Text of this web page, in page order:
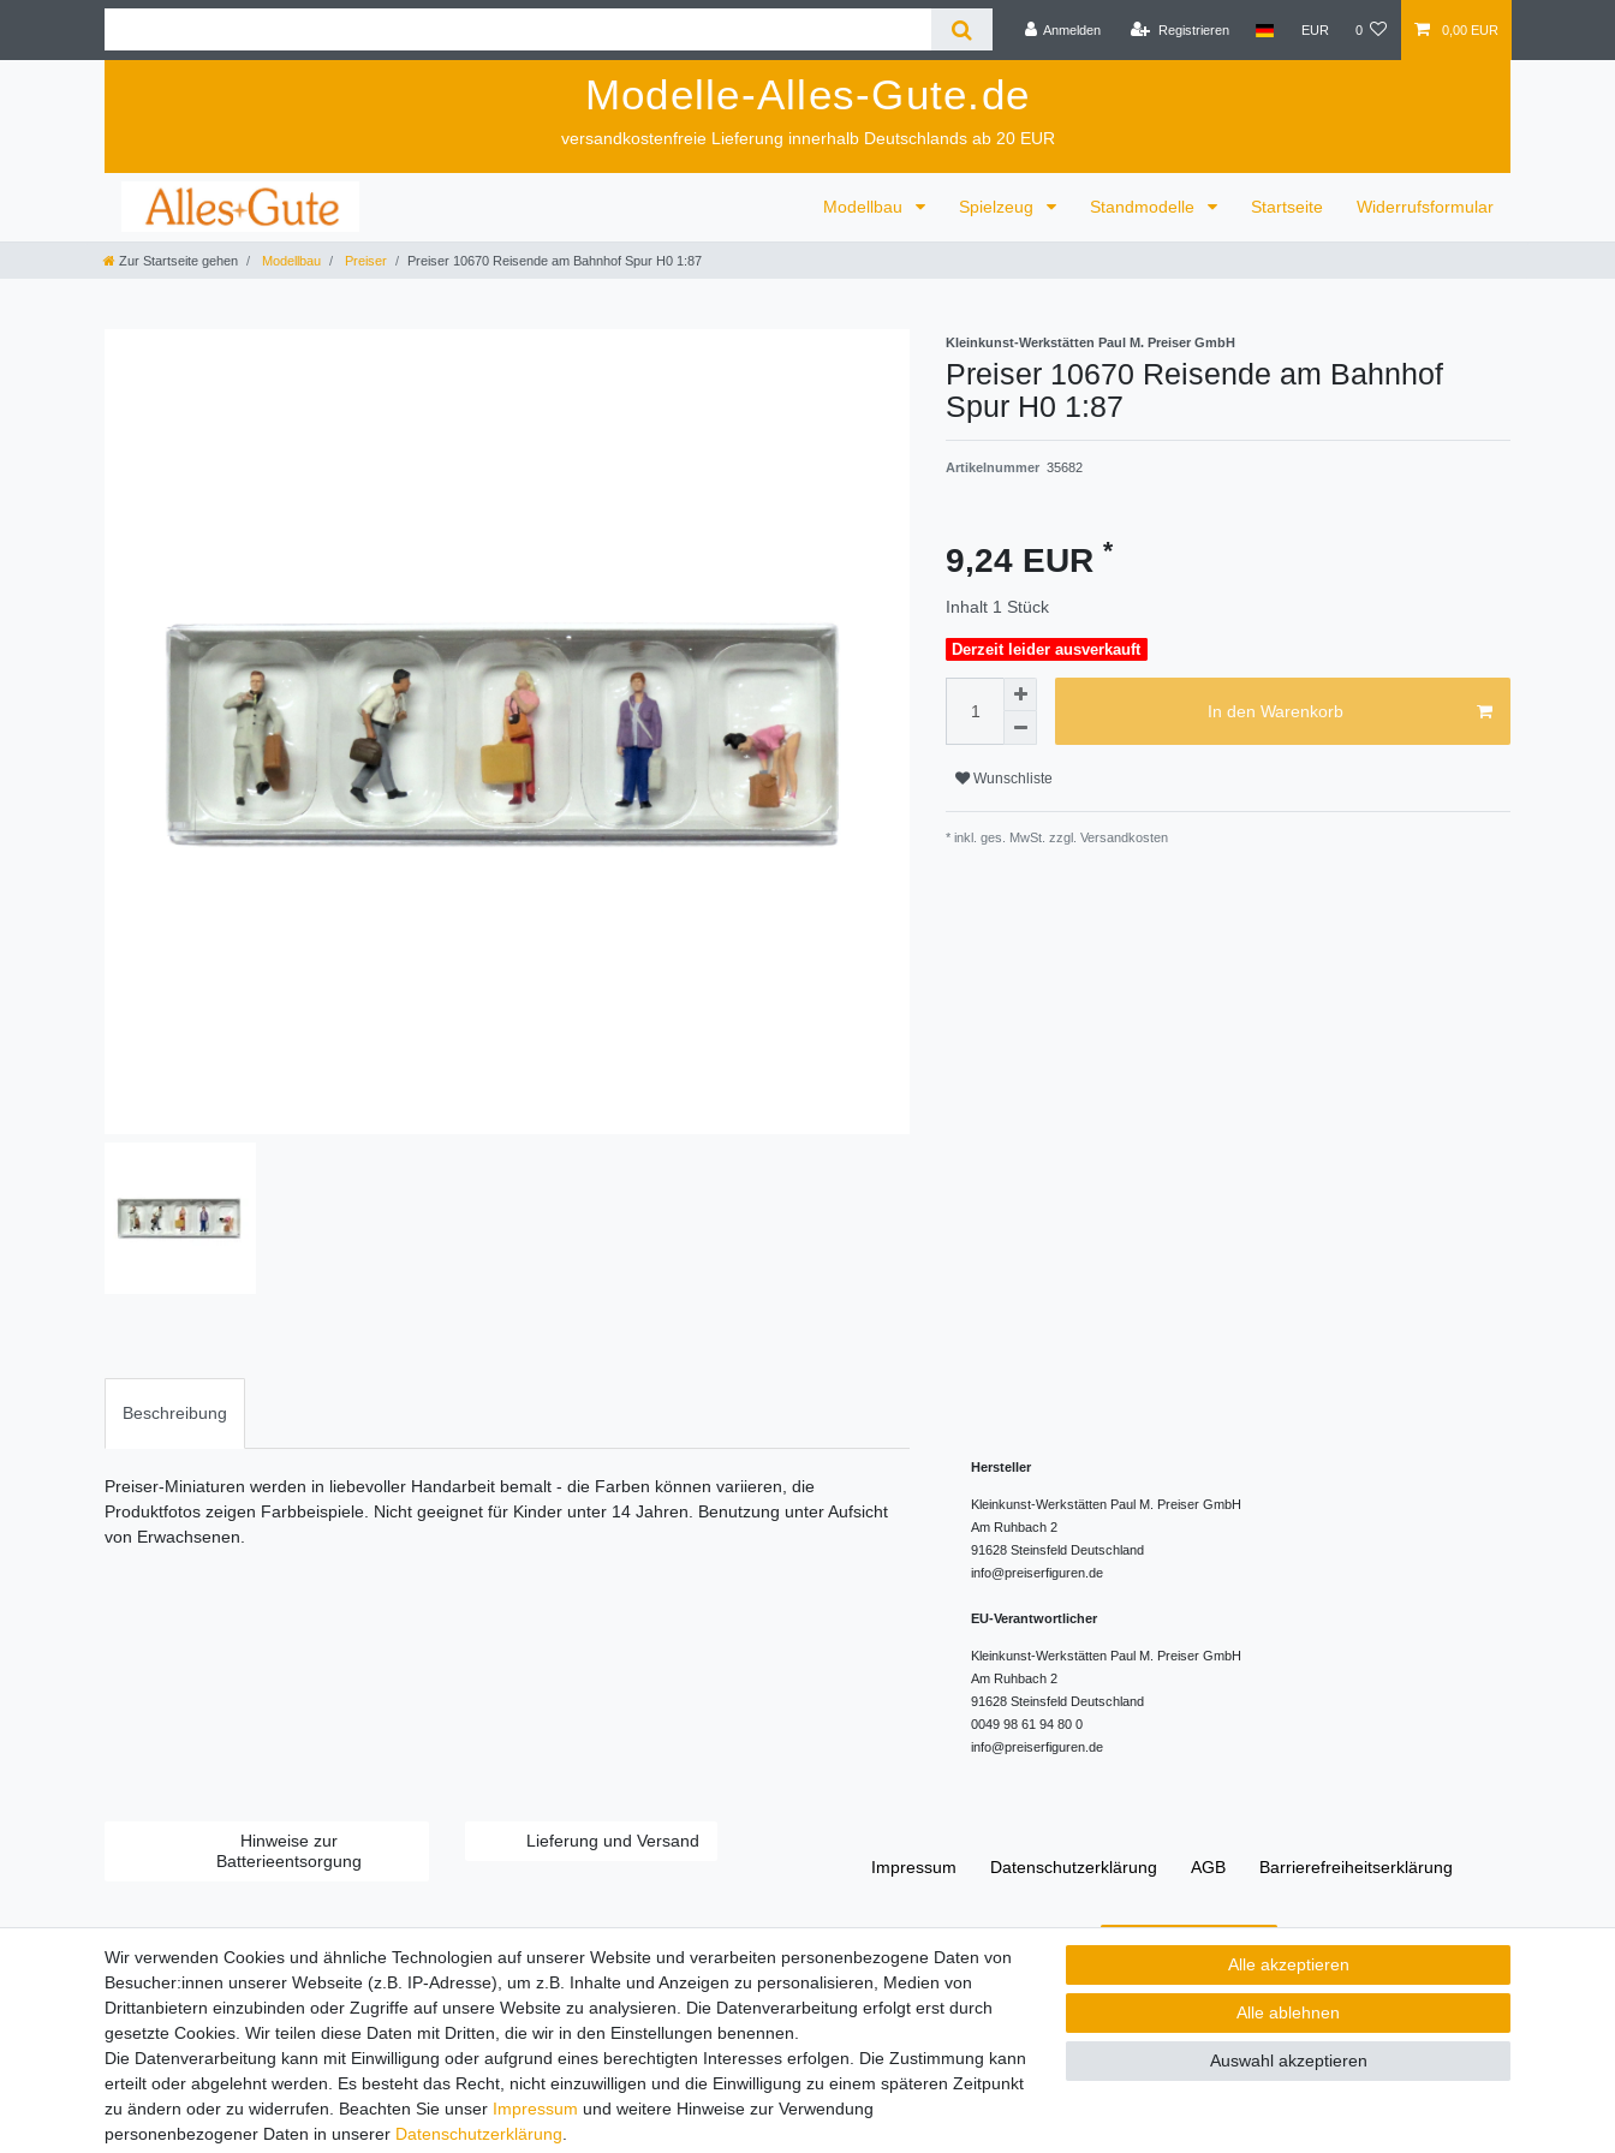
Anmelden Registrieren EUR 0 0,00 EUR
Modelle-Alles-Gute.de
versandkostenfreie Lieferung innerhalb Deutschlands ab 20 EUR
Modellbau Spielzeug Standmodelle Startseite Widerrufsformular
Zur Startseite gehen Modellbau Preiser Preiser 10670 Reisende am Bahnhof Spur H0 1:87
Kleinkunst-Werkstätten Paul M. Preiser GmbH
Preiser 10670 Reisende am Bahnhof
Spur H0 1:87
Artikelnummer 35682
9,24 EUR *
Inhalt 1 Stück
Derzeit leider ausverkauft
In den Warenkorb
Wunschliste
* inkl. ges. MwSt. zzgl. Versandkosten
Beschreibung
Preiser-Miniaturen werden in liebevoller Handarbeit bemalt - die Farben können variieren, die
Produktfotos zeigen Farbbeispiele. Nicht geeignet für Kinder unter 14 Jahren. Benutzung unter Aufsicht
von Erwachsenen.
Hersteller
Kleinkunst-Werkstätten Paul M. Preiser GmbH
Am Ruhbach 2
91628 Steinsfeld Deutschland
info@preiserfiguren.de
EU-Verantwortlicher
Kleinkunst-Werkstätten Paul M. Preiser GmbH
Am Ruhbach 2
91628 Steinsfeld Deutschland
0049 98 61 94 80 0
info@preiserfiguren.de
Hinweise zur
Batterieentsorgung
Lieferung und Versand
Impressum
Daten­schutz­erklärung AGB Barrierefreiheitserklärung
Widerrufs­recht Vertrag widerrufen Kontakt
Zahlungsarten:
Wir verwenden Cookies und ähnliche Technologien auf unserer Website und verarbeiten personenbezogene Daten von
Besucher:innen unserer Webseite (z.B. IP-Adresse), um z.B. Inhalte und Anzeigen zu personalisieren, Medien von
Drittanbietern einzubinden oder Zugriffe auf unsere Website zu analysieren. Die Datenverarbeitung erfolgt erst durch
gesetzte Cookies. Wir teilen diese Daten mit Dritten, die wir in den Einstellungen benennen.
Die Datenverarbeitung kann mit Einwilligung oder aufgrund eines berechtigten Interesses erfolgen. Die Zustimmung kann
erteilt oder abgelehnt werden. Es besteht das Recht, nicht einzuwilligen und die Einwilligung zu einem späteren Zeitpunkt
zu ändern oder zu widerrufen. Beachten Sie unser Impressum und weitere Hinweise zur Verwendung
personenbezogener Daten in unserer Daten­schutz­erklärung
Alle akzeptieren
Alle ablehnen
Auswahl akzeptieren